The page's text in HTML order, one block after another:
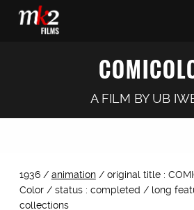
A FILM BY UB
1936 / animation/ original title :
Color / status : completed / long
collections